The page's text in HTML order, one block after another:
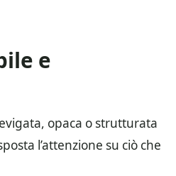
e
opaca o strutturata
l’attenzione su ciò che